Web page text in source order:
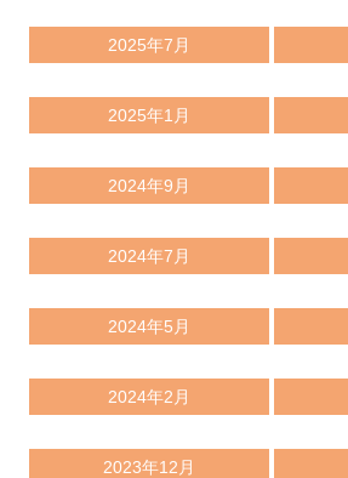
2025年7月
2025年1月
2024年9月
2024年7月
2024年5月
2024年2月
2023年12月